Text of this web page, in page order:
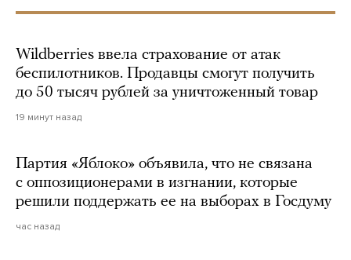
Wildberries ввела страхование от атак
беспилотников. Продавцы смогут получить
до 50 тысяч рублей за уничтоженный товар
19 минут назад
Партия «Яблоко» объявила, что не связана
с оппозиционерами в изгнании, которые
решили поддержать ее на выборах в Госдуму
час назад